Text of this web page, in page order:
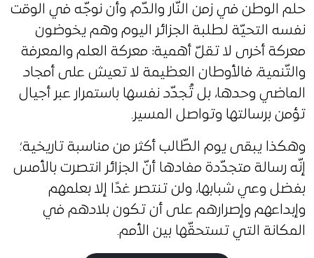
حلم الوطن في زمن النّار والدّم، وأن نوجّه في الوقت
نفسه التحيّة لطلبة الجزائر اليوم وهم يخوضون
معركة أخرى لا تقلّ أهمية: معركة العلم والمعرفة
والتّنمية، فالأوطان العظيمة لا تعيش على أمجاد
الماضي وحدها، بل تُجدّد نفسها باستمرار عبر أجيال
تؤمن برسالتها وتواصل المسير.
وهكذا يبقى يوم الطّالب أكثر من مناسبة تاريخية؛
إنّه رسالة متجدّدة مفادها أنّ الجزائر انتصرت بالأمس
بفضل وعي شبابها، ولن تنتصر غدًا إلا بعلمهم
وإبداعهم وإصرارهم على أن تكون بلادهم في
المكانة التي تستحقّها بين الأمم.